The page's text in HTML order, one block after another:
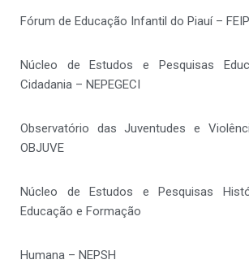
Fórum de Educação Infantil do Piauí – FEIPI
Núcleo de Estudos e Pesquisas
Cidadania – NEPEGECI
Observatório das Juventudes e
OBJUVE
Núcleo de Estudos e Pesquisas
Educação e Formação
Humana – NEPSH